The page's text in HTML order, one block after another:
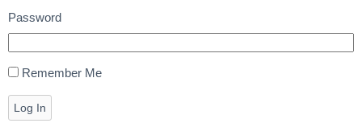
Password
Remember Me
Log In